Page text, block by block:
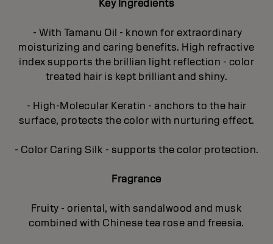
Key Ingredients
- With Tamanu Oil - known for extraordinary
moisturizing and caring benefits. High refractive
index supports the brillian light reflection - color
treated hair is kept brilliant and shiny.
- High-Molecular Keratin - anchors to the hair
surface, protects the color with nurturing effect.
- Color Caring Silk - supports the color protection.
Fragrance
Fruity - oriental, with sandalwood and musk
combined with Chinese tea rose and freesia.